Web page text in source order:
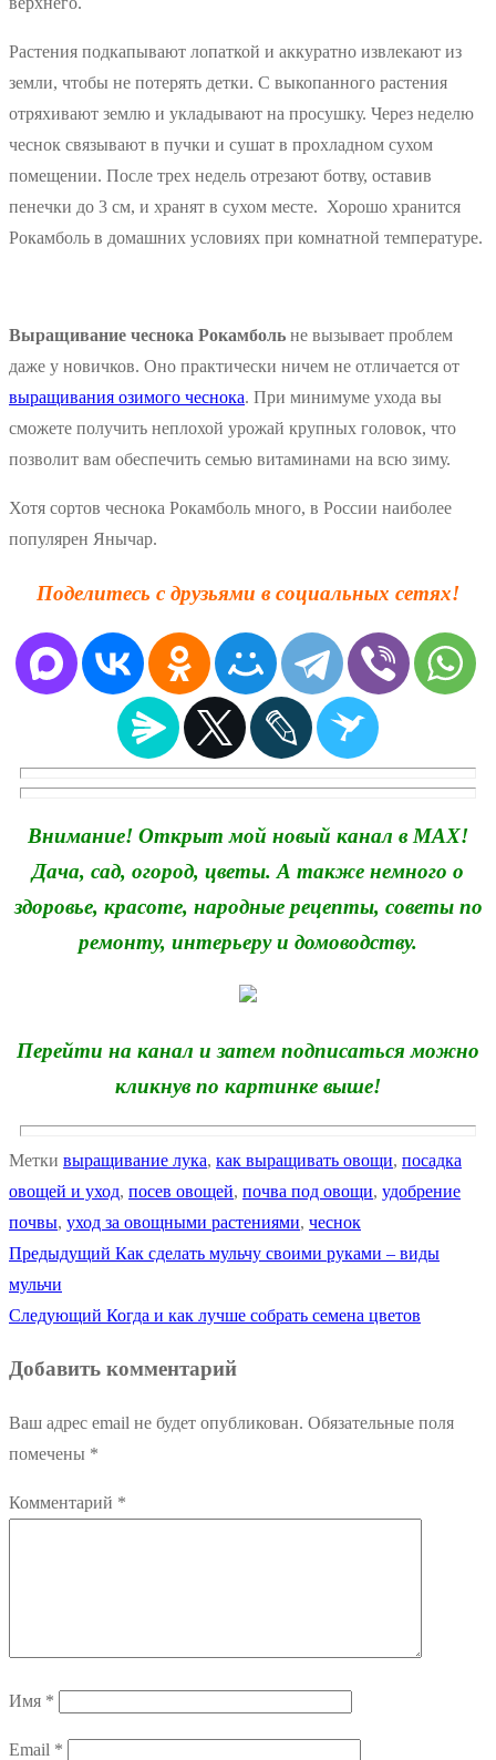
Растения подкапывают лопаткой и аккуратно извлекают из
земли, чтобы не потерять детки. С выкопанного растения
отряхивают землю и укладывают на просушку. Через неделю
чеснок связывают в пучки и сушат в прохладном сухом
помещении. После трех недель отрезают ботву, оставив
пенечки до 3 см, и хранят в сухом месте. Хорошо хранится
Рокамболь в домашних условиях при комнатной температуре.
Выращивание чеснока Рокамболь не вызывает проблем
даже у новичков. Оно практически ничем не отличается от
выращивания озимого чеснока. При минимуме ухода вы
сможете получить неплохой урожай крупных головок, что
позволит вам обеспечить семью витаминами на всю зиму.
Хотя сортов чеснока Рокамболь много, в России наиболее
популярен Янычар.
Поделитесь с друзьями в социальных сетях!
Внимание! Открыт мой новый канал в MAX!
Дача, сад, огород, цветы. А также немного о
здоровье, красоте, народные рецепты, советы по
ремонту, интерьеру и домоводству.
Перейти на канал и затем подписаться можно
кликнув по картинке выше!
Метки выращивание лука, как выращивать овощи, посадка
овощей и уход, посев овощей, почва под овощи, удобрение
почвы, уход за овощными растениями, чеснок
Навигация
по
Предыдущий Предыдущая
Как сделать мульчу своими руками – виды
мульчи
Следующий Следующая
Когда и как лучше собрать семена цветов
Добавить комментарий
Ваш адрес email не будет опубликован. Обязательные поля
помечены *
Комментарий *
Имя *
Email *